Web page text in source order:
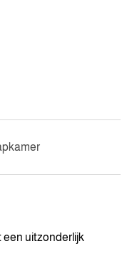
uitzonderlijk